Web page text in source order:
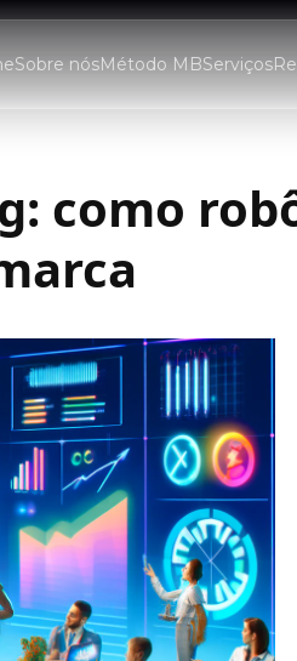
Sobre nósMétodo MBServiços
como